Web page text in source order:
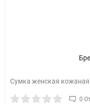
Сумка женская кожаная
0